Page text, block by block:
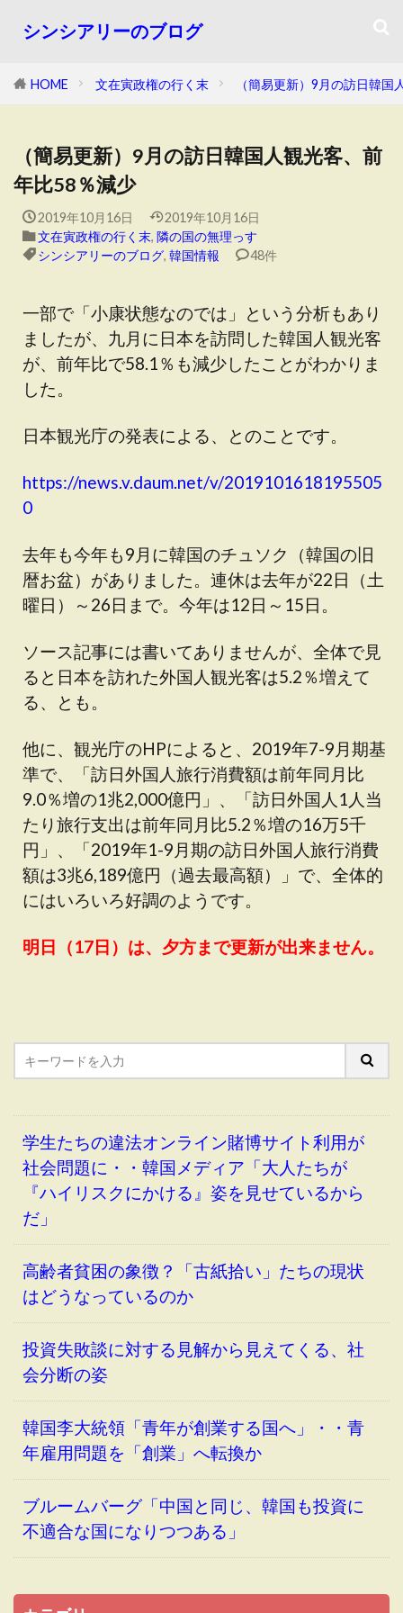
シンシアリーのブログ
HOME 文在寅政権の行く末 （簡易更新）9月の訪日韓
（簡易更新）9月の訪日韓国人観光客、前
年比58％減少
2019年10月16日
2019年10月16日
文在寅政権の行く末, 隣の国の無理っす
シンシアリーのブログ, 韓国情報 48件
一部で「小康状態なのでは」という分析もあり
ましたが、九月に日本を訪問した韓国人観光客
が、前年比で58.1％も減少したことがわかりま
した。
日本観光庁の発表による、とのことです。
https://news.v.daum.net/v/2019101618195505
0
去年も今年も9月に韓国のチュソク（韓国の旧
暦お盆）がありました。連休は去年が22日（土
曜日）～26日まで。今年は12日～15日。
ソース記事には書いてありませんが、全体で見
ると日本を訪れた外国人観光客は5.2％増えて
る、とも。
他に、観光庁のHPによると、2019年7-9月期基
準で、「訪日外国人旅行消費額は前年同月比
9.0％増の1兆2,000億円」、「訪日外国人1人当
たり旅行支出は前年同月比5.2％増の16万5千
円」、「2019年1-9月期の訪日外国人旅行消費
額は3兆6,189億円（過去最高額）」で、全体的
にはいろいろ好調のようです。
明日（17日）は、夕方まで更新が出来ません。
学生たちの違法オンライン賭博サイト利用が
社会問題に・・韓国メディア「大人たちが
『ハイリスクにかける』姿を見せているから
だ」
高齢者貧困の象徴？「古紙拾い」たちの現状
はどうなっているのか
投資失敗談に対する見解から見えてくる、社
会分断の姿
韓国李大統領「青年が創業する国へ」・・青
年雇用問題を「創業」へ転換か
ブルームバーグ「中国と同じ、韓国も投資に
不適合な国になりつつある」